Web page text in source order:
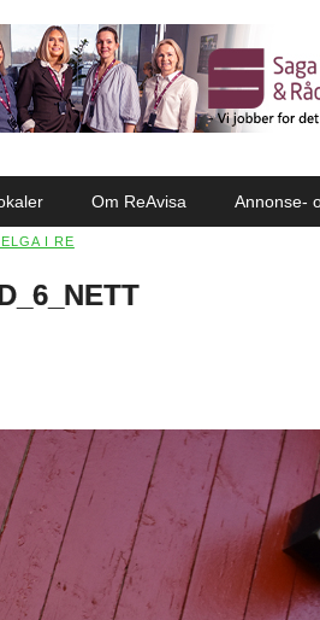
Om ReAvisa Annonse-
I RE